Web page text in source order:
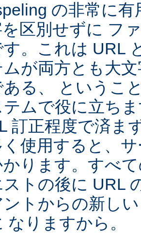
の非常に
区別せずに フ
す。これは URL
が両方とも大
ある、 というこ
テムで役に立ち
訂正程度で済ま
く使用すると、
ります。すべ
ストの後に URL
ントからの新し
なりますから。